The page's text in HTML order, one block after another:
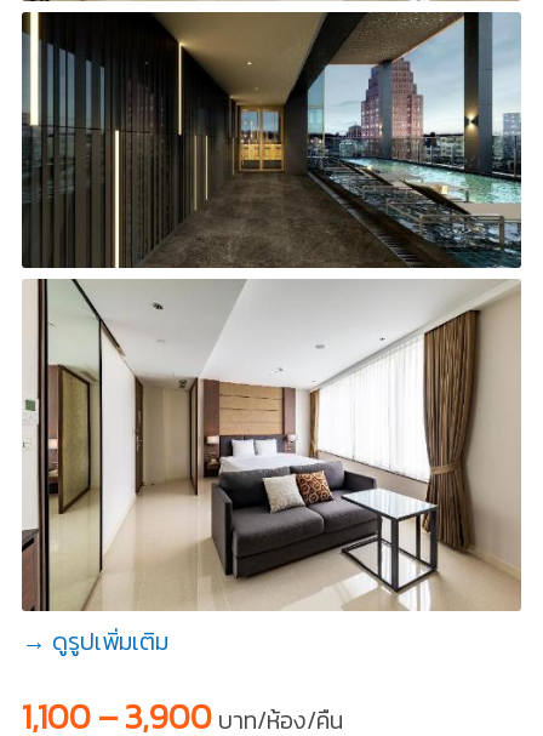
→ ดูรูปเพิ่มเติม
1,100 – 3,900บาท/ห้อง/คืน